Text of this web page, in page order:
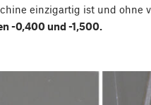
einzigartig ist und ohne
-0,400 und -1,500.